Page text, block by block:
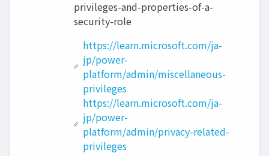
privileges-and-properties-of-a-
security-role
https://learn.microsoft.com/ja-
jp/power-
platform/admin/miscellaneous-
privileges
https://learn.microsoft.com/ja-
jp/power-
platform/admin/privacy-related-
privileges